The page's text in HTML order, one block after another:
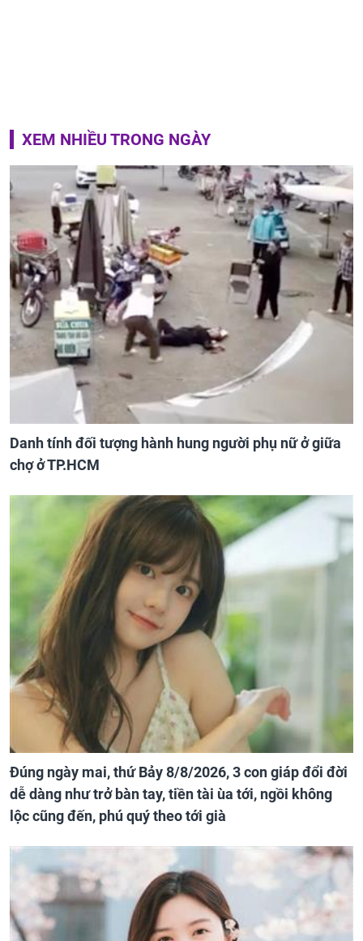
XEM NHIỀU TRONG NGÀY
Danh tính đối tượng hành hung người phụ nữ ở giữa
chợ ở TP.HCM
Đúng ngày mai, thứ Bảy 8/8/2026, 3 con giáp đổi đời
dễ dàng như trở bàn tay, tiền tài ùa tới, ngồi không
lộc cũng đến, phú quý theo tới già